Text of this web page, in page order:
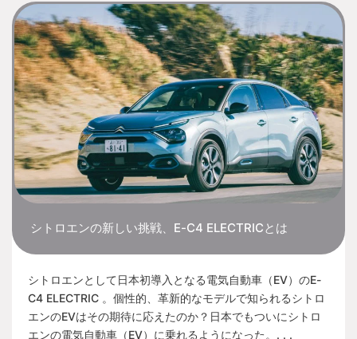
シトロエンの新しい挑戦、E-C4 ELECTRICとは
シトロエンとして日本初導入となる電気自動車（EV）のE-
C4 ELECTRIC 。個性的、革新的なモデルで知られるシトロ
エンのEVはその期待に応えたのか？日本でもついにシトロ
エンの電気自動車（EV）に乗れるようになった。. . .